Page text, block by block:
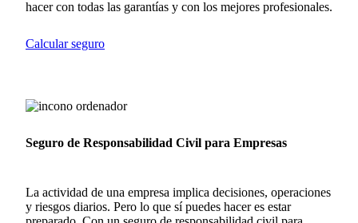
hacer con todas las garantías y con los mejores profesionales.
Calcular seguro
Seguro de Responsabilidad Civil para Empresas
La actividad de una empresa implica decisiones, operaciones
y riesgos diarios. Pero lo que sí puedes hacer es estar